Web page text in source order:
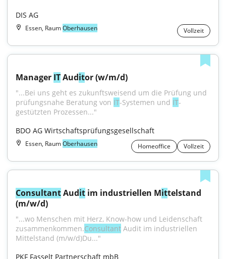
DIS AG
Essen, RaumOberhausen Vollzeit
Manager IT Auditor (w/m/d)
"...Bei uns geht es zukunftsweisend um die Prüfung und
prüfungsnahe Beratung von IT-Systemen und IT-
gestützten Prozessen..."
BDO AG Wirtschaftsprüfungsgesellschaft
Essen, RaumOberhausen Homeoffice Vollzeit
Consultant Audit im industriellen Mittelstand
(m/w/d)
"...wo Menschen mit Herz, Know-how und Leidenschaft
zusammenkommen.Consultant Audit im industriellen
Mittelstand (m/w/d)Du..."
PKF Fasselt Partnerschaft mbB